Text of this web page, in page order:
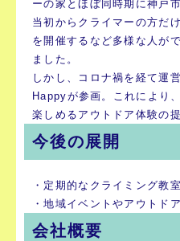
ーの家とほぼ同時期に神戸
当初からクライマーの方だ
を開催するなど多様な人が
ました。
しかし、コロナ禍を経て運
Happyが参画。これにより
楽しめるアウトドア体験の
今後の展開
・定期的なクライミング教
・地域イベントやアウトド
会社概要